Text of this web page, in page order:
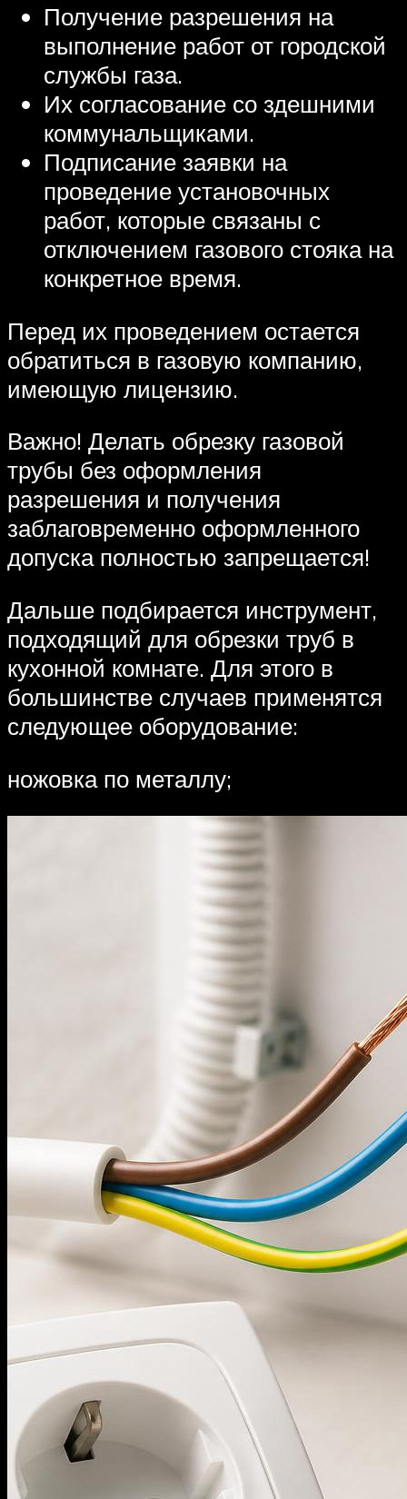
Получение разрешения на
выполнение работ от городской
службы газа.
Их согласование со здешними
коммунальщиками.
Подписание заявки на
проведение установочных
работ, которые связаны с
отключением газового стояка на
конкретное время.
Перед их проведением остается
обратиться в газовую компанию,
имеющую лицензию.
Важно! Делать обрезку газовой
трубы без оформления
разрешения и получения
заблаговременно оформленного
допуска полностью запрещается!
Дальше подбирается инструмент,
подходящий для обрезки труб в
кухонной комнате. Для этого в
большинстве случаев применятся
следующее оборудование:
ножовка по металлу;